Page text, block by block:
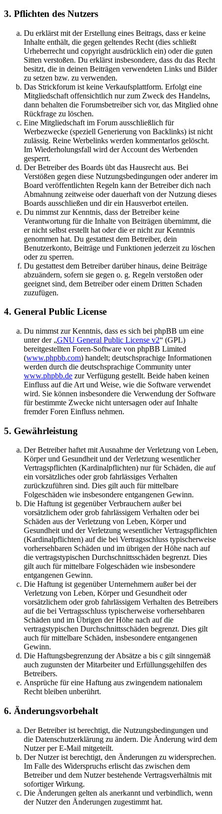
3. Pflichten des Nutzers
Du erklärst mit der Erstellung eines Beitrags, dass er keine
Inhalte enthält, die gegen geltendes Recht (dies schließt
Urheberrecht und copyright ausdrücklich ein) oder die guten
Sitten verstoßen. Du erklärst insbesondere, dass du das Recht
besitzt, die in deinen Beiträgen verwendeten Links und Bilder
zu setzen bzw. zu verwenden.
Das Strickforum ist keine Verkaufsplattform. Erfolgt eine
Mitgliedschaft offensichtlich nur zum Zweck des Handelns,
dann behalten die Forumsbetreiber sich vor, das Mitglied ohne
Rückfrage zu löschen.
Eine Mitgliedschaft im Forum ausschließlich für
Werbezwecke (speziell Generierung von Backlinks) ist nicht
zulässig. Reine Werbelinks werden kommentarlos gelöscht.
Im Wiederholungsfall wird der Account des Werbenden
gesperrt.
Der Betreiber des Boards übt das Hausrecht aus. Bei
Verstößen gegen diese Nutzungsbedingungen oder anderer im
Board veröffentlichten Regeln kann der Betreiber dich nach
Abmahnung zeitweise oder dauerhaft von der Nutzung dieses
Boards ausschließen und dir ein Hausverbot erteilen.
Du nimmst zur Kenntnis, dass der Betreiber keine
Verantwortung für die Inhalte von Beiträgen übernimmt, die
er nicht selbst erstellt hat oder die er nicht zur Kenntnis
genommen hat. Du gestattest dem Betreiber, dein
Benutzerkonto, Beiträge und Funktionen jederzeit zu löschen
oder zu sperren.
Du gestattest dem Betreiber darüber hinaus, deine Beiträge
abzuändern, sofern sie gegen o. g. Regeln verstoßen oder
geeignet sind, dem Betreiber oder einem Dritten Schaden
zuzufügen.
4. General Public License
Du nimmst zur Kenntnis, dass es sich bei phpBB um eine
unter der „GNU General Public License v2“ (GPL)
bereitgestellten Foren-Software von phpBB Limited
(www.phpbb.com) handelt; deutschsprachige Informationen
werden durch die deutschsprachige Community unter
www.phpbb.de zur Verfügung gestellt. Beide haben keinen
Einfluss auf die Art und Weise, wie die Software verwendet
wird. Sie können insbesondere die Verwendung der Software
für bestimmte Zwecke nicht untersagen oder auf Inhalte
fremder Foren Einfluss nehmen.
5. Gewährleistung
Der Betreiber haftet mit Ausnahme der Verletzung von Leben,
Körper und Gesundheit und der Verletzung wesentlicher
Vertragspflichten (Kardinalpflichten) nur für Schäden, die auf
ein vorsätzliches oder grob fahrlässiges Verhalten
zurückzuführen sind. Dies gilt auch für mittelbare
Folgeschäden wie insbesondere entgangenen Gewinn.
Die Haftung ist gegenüber Verbrauchern außer bei
vorsätzlichem oder grob fahrlässigem Verhalten oder bei
Schäden aus der Verletzung von Leben, Körper und
Gesundheit und der Verletzung wesentlicher Vertragspflichten
(Kardinalpflichten) auf die bei Vertragsschluss typischerweise
vorhersehbaren Schäden und im übrigen der Höhe nach auf
die vertragstypischen Durchschnittsschäden begrenzt. Dies
gilt auch für mittelbare Folgeschäden wie insbesondere
entgangenen Gewinn.
Die Haftung ist gegenüber Unternehmern außer bei der
Verletzung von Leben, Körper und Gesundheit oder
vorsätzlichem oder grob fahrlässigem Verhalten des Betreibers
auf die bei Vertragsschluss typischerweise vorhersehbaren
Schäden und im Übrigen der Höhe nach auf die
vertragstypischen Durchschnittsschäden begrenzt. Dies gilt
auch für mittelbare Schäden, insbesondere entgangenen
Gewinn.
Die Haftungsbegrenzung der Absätze a bis c gilt sinngemäß
auch zugunsten der Mitarbeiter und Erfüllungsgehilfen des
Betreibers.
Ansprüche für eine Haftung aus zwingendem nationalem
Recht bleiben unberührt.
6. Änderungsvorbehalt
Der Betreiber ist berechtigt, die Nutzungsbedingungen und
die Datenschutzerklärung zu ändern. Die Änderung wird dem
Nutzer per E-Mail mitgeteilt.
Der Nutzer ist berechtigt, den Änderungen zu widersprechen.
Im Falle des Widerspruchs erlischt das zwischen dem
Betreiber und dem Nutzer bestehende Vertragsverhältnis mit
sofortiger Wirkung.
Die Änderungen gelten als anerkannt und verbindlich, wenn
der Nutzer den Änderungen zugestimmt hat.